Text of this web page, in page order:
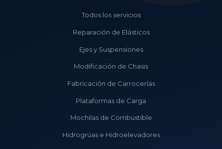
Todos los servicios
Reparación de Elásticos
Ejes y Suspensiones
Modificación de Chasis
Fabricación de Carrocerías
Plataformas de Carga
Mochilas de Combustible
Hidrogrúas e Hidroelevadores